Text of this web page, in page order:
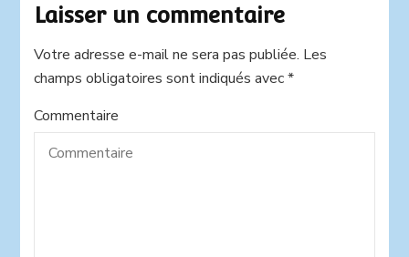
Laisser un commentaire
Votre adresse e-mail ne sera pas publiée. Les
champs obligatoires sont indiqués avec*
Commentaire
Alternative: